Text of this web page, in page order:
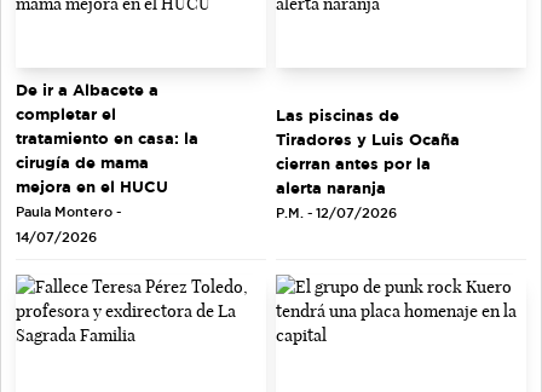
De ir a Albacete a
completar el
tratamiento en casa: la
cirugía de mama
mejora en el HUCU
Paula Montero -
14/07/2026
Las piscinas de
Tiradores y Luis Ocaña
cierran antes por la
alerta naranja
P.M. - 12/07/2026